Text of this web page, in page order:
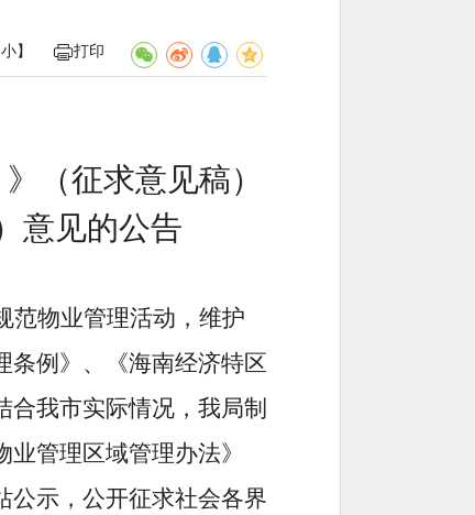
小】 打印
》（征求意见稿）
意见的公告
范物业管理活动，维护
条例》、《海南经济特区
我市实际情况，我局制
管理区域管理办法》
公示，公开征求社会各界